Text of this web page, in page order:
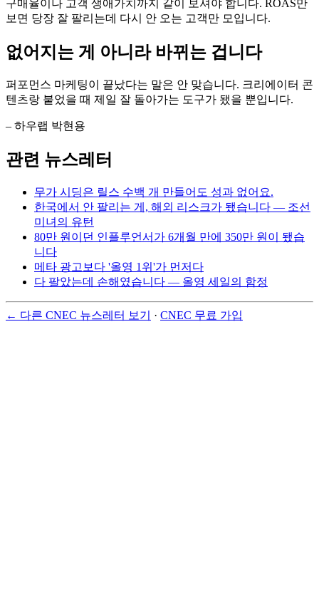
구매율이나 고객 생애가치까지 같이 보셔야 합니다. ROAS만
보면 당장 잘 팔리는데 다시 안 오는 고객만 모입니다.
없어지는 게 아니라 바뀌는 겁니다
퍼포먼스 마케팅이 끝났다는 말은 안 맞습니다. 크리에이터 콘
텐츠랑 붙었을 때 제일 잘 돌아가는 도구가 됐을 뿐입니다.
– 하우랩 박현용
관련 뉴스레터
무가 시딩은 릴스 수백 개 만들어도 성과 없어요.
한국에서 안 팔리는 게, 해외 리스크가 됐습니다 — 조선
미녀의 유턴
80만 원이던 인플루언서가 6개월 만에 350만 원이 됐습
니다
메타 광고보다 '올영 1위'가 먼저다
다 팔았는데 손해였습니다 — 올영 세일의 함정
← 다른 CNEC 뉴스레터 보기 · CNEC 무료 가입